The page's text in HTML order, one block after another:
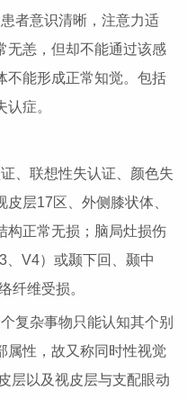
者意识清晰，注意力适
无恙，但却不能通过该感
不能形成正常知觉。包括
症。
、联想性失认证、颜色失
层17区、外侧膝状体、
构正常无损；脑局灶损伤
、V4）或颞下回、颞中
纤维受损。
复杂事物只能认知其个别
属性，故又称同时性视觉
层以及视皮层与支配眼动